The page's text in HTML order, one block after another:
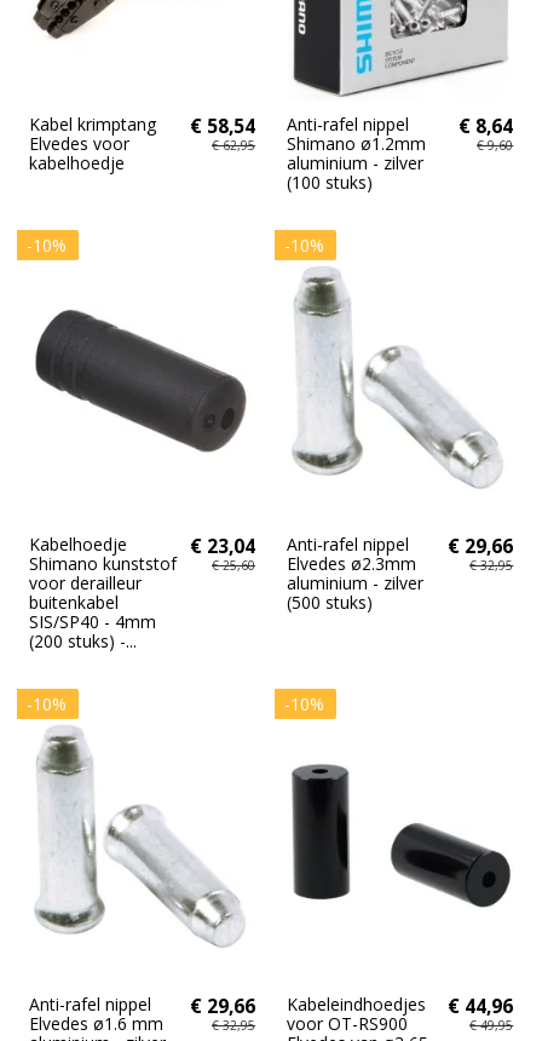
Kabel krimptang
Elvedes voor
kabelhoedje
€ 58,54
€ 62,95
Anti-rafel nippel
Shimano ø1.2mm
aluminium - zilver
(100 stuks)
€ 8,64
€ 9,60
-10%
Kabelhoedje
Shimano kunststof
voor derailleur
buitenkabel
SIS/SP40 - 4mm
(200 stuks) -...
€ 23,04
€ 25,60
-10%
Anti-rafel nippel
Elvedes ø2.3mm
aluminium - zilver
(500 stuks)
€ 29,66
€ 32,95
-10%
Anti-rafel nippel
Elvedes ø1.6 mm
€ 29,66
€ 32,95
-10%
Kabeleindhoedjes
voor OT-RS900
€ 44,96
€ 49,95